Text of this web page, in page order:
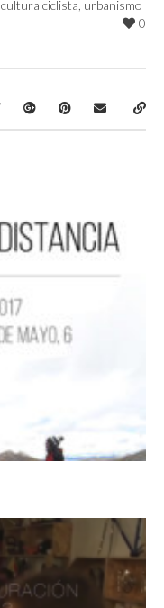
cultura ciclista urbanismo
0